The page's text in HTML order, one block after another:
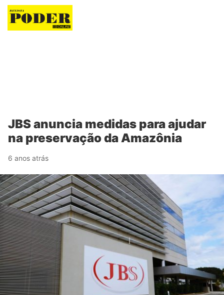
Revista Poder
JBS anuncia medidas para ajudar
na preservação da Amazônia
6 anos atrás